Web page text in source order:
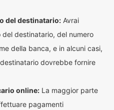
del destinatario: Avrai
destinatario, del numero
della banca, e in alcuni casi,
dovrebbe fornire
online: La maggior parte
pagamenti